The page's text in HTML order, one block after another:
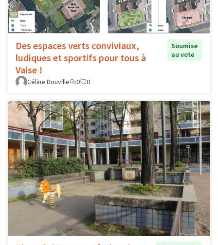
Des espaces verts conviviaux,
ludiques et sportifs pour tous à
Vaise !
Soumise
au vote
Céline Douville 0 0